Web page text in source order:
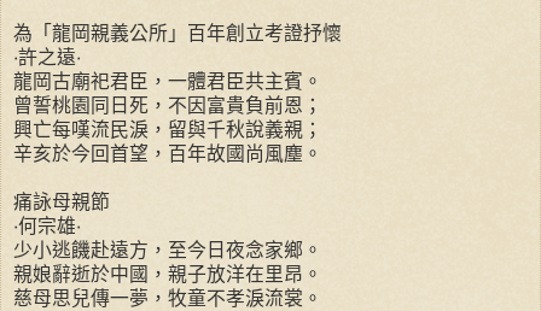
為「龍岡親義公所」百年創立考證抒懷
‧許之遠‧
龍岡古廟祀君臣，一體君臣共主賓。
曾誓桃園同日死，不因富貴負前恩；
興亡每嘆流民淚，留與千秋說義親；
辛亥於今回首望，百年故國尚風塵。
痛詠母親節
‧何宗雄‧
少小逃饑赴遠方，至今日夜念家鄉。
親娘辭逝於中國，親子放洋在里昂。
慈母思兒傳一夢，牧童不孝淚流裳。